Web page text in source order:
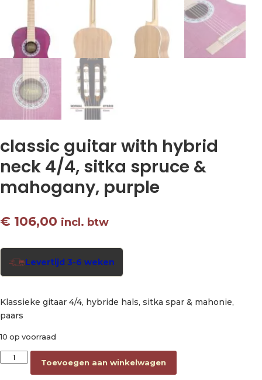
classic guitar with hybrid
neck 4/4, sitka spruce &
mahogany, purple
€ 106,00 incl. btw
Levertijd 3-6 weken
Klassieke gitaar 4/4, hybride hals, sitka spar & mahonie,
paars
10 op voorraad
classic guitar with hybrid neck 4/4, sitka spruce & mahogany,
Toevoegen aan winkelwagen